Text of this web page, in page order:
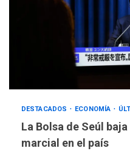
DESTACADOS ECONOMÍA
La Bolsa de Seúl
marcial en el país